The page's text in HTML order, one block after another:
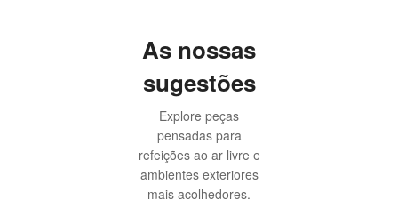
As nossas
sugestões
Explore peças
pensadas para
refeições ao ar livre e
ambientes exteriores
mais acolhedores.